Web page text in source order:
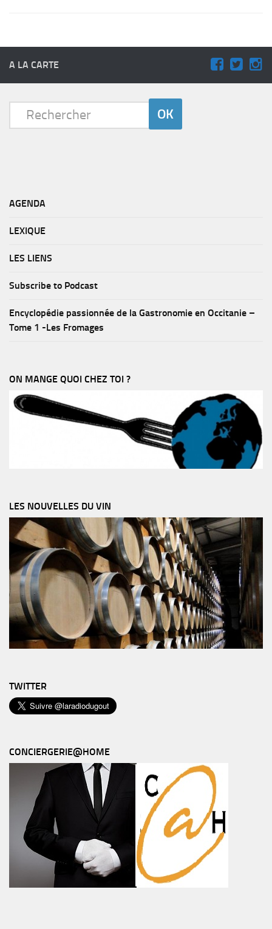
A LA CARTE
AGENDA
LEXIQUE
LES LIENS
Subscribe to Podcast
Encyclopédie passionnée de la Gastronomie en Occitanie –
Tome 1 -Les Fromages
ON MANGE QUOI CHEZ TOI ?
LES NOUVELLES DU VIN
TWITTER
CONCIERGERIE@HOME